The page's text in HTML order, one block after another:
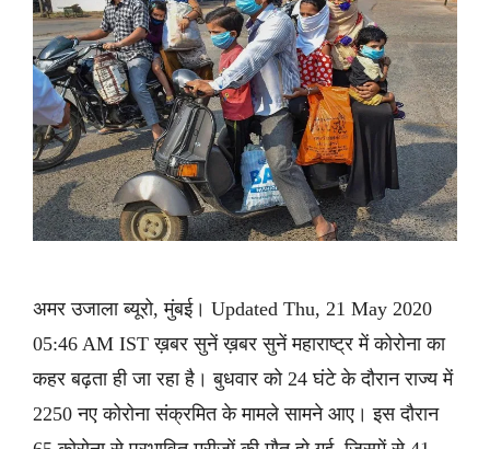
अमर उजाला ब्यूरो, मुंबई। Updated Thu, 21 May 2020
05:46 AM IST ख़बर सुनें ख़बर सुनें महाराष्ट्र में कोरोना का
कहर बढ़ता ही जा रहा है। बुधवार को 24 घंटे के दौरान राज्य में
2250 नए कोरोना संक्रमित के मामले सामने आए। इस दौरान